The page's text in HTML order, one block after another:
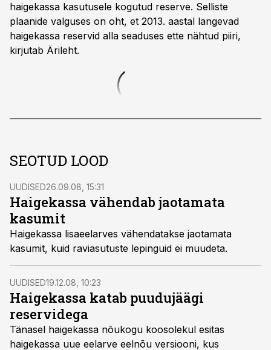
haigekassa kasutusele kogutud reserve. Selliste
plaanide valguses on oht, et 2013. aastal langevad
haigekassa reservid alla seaduses ette nähtud piiri,
kirjutab Ärileht.
SEOTUD LOOD
UUDISED26.09.08, 15:31
Haigekassa vähendab jaotamata
kasumit
Haigekassa lisaeelarves vähendatakse jaotamata
kasumit, kuid raviasutuste lepinguid ei muudeta.
UUDISED19.12.08, 10:23
Haigekassa katab puudujäägi
reservidega
Tänasel haigekassa nõukogu koosolekul esitas
haigekassa uue eelarve eelnõu versiooni, kus